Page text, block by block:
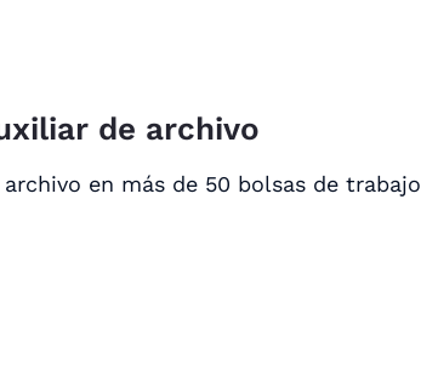
de archivo
en más de 50 bolsas de trabajo